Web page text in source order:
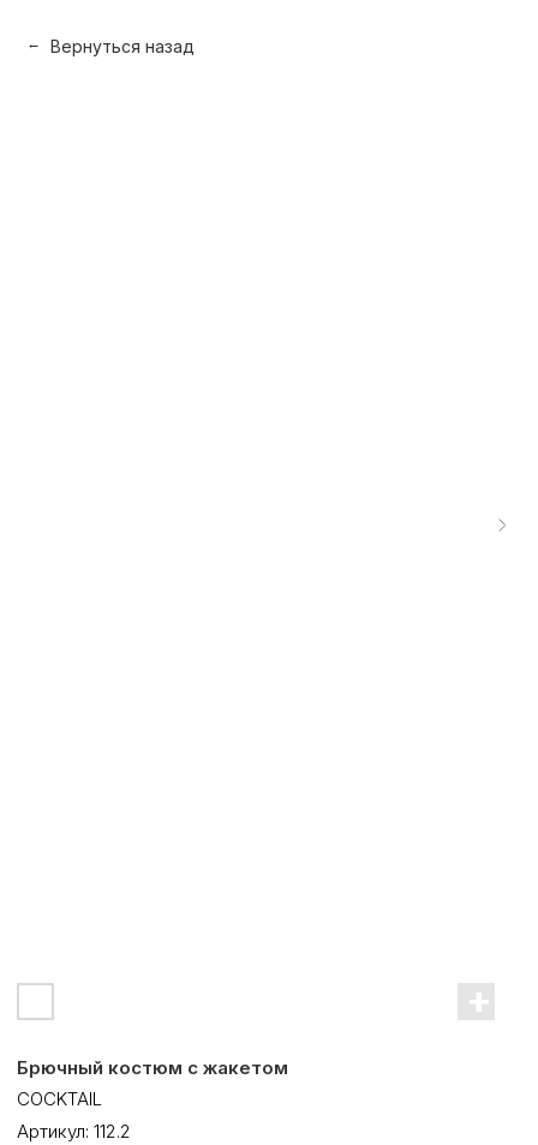
Вернуться назад
→
Брючный костюм с жакетом
COCKTAIL
Артикул: 112.2